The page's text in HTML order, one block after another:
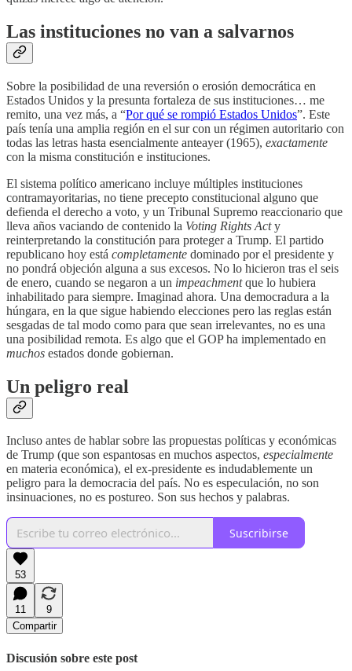
Las instituciones no van a salvarnos
Sobre la posibilidad de una reversión o erosión democrática en
Estados Unidos y la presunta fortaleza de sus instituciones… me
remito, una vez más, a “Por qué se rompió Estados Unidos”. Este
país tenía una amplia región en el sur con un régimen autoritario con
todas las letras hasta esencialmente anteayer (1965), exactamente
con la misma constitución e instituciones.
El sistema político americano incluye múltiples instituciones
contramayoritarias, no tiene precepto constitucional alguno que
defienda el derecho a voto, y un Tribunal Supremo reaccionario que
lleva años vaciando de contenido la Voting Rights Acty
reinterpretando la constitución para proteger a Trump. El partido
republicano hoy está completamente dominado por el presidente y
no pondrá objeción alguna a sus excesos. No lo hicieron tras el seis
de enero, cuando se negaron a un impeachmentque lo hubiera
inhabilitado para siempre. Imaginad ahora. Una democradura a la
húngara, en la que sigue habiendo elecciones pero las reglas están
sesgadas de tal modo como para que sean irrelevantes, no es una
una posibilidad remota. Es algo que el GOP ha implementado en
muchos estados donde gobiernan.
Un peligro real
Incluso antes de hablar sobre las propuestas políticas y económicas
de Trump (que son espantosas en muchos aspectos, especialmente
en materia económica), el ex-presidente es indudablemente un
peligro para la democracia del país. No es especulación, no son
insinuaciones, no es postureo. Son sus hechos y palabras.
Suscribirse
53
11
9
Compartir
Discusión sobre este post